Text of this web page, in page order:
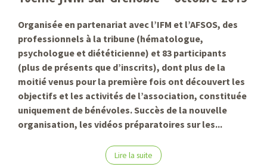
Organisée en partenariat avec l’IFM et l’AFSOS, des
professionnels à la tribune (hématologue,
psychologue et diététicienne) et 83 participants
(plus de présents que d’inscrits), dont plus de la
moitié venus pour la première fois ont découvert les
objectifs et les activités de l’association, constituée
uniquement de bénévoles. Succès de la nouvelle
organisation, les vidéos préparatoires sur les...
Lire la suite